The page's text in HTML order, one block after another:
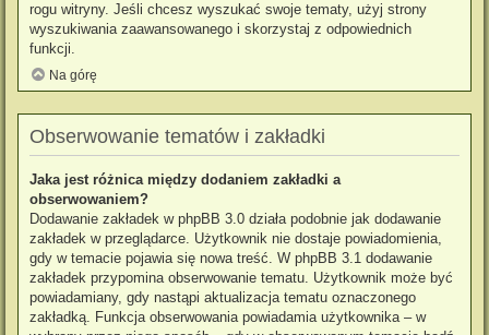
rogu witryny. Jeśli chcesz wyszukać swoje tematy, użyj strony
wyszukiwania zaawansowanego i skorzystaj z odpowiednich
funkcji.
Na górę
Obserwowanie tematów i zakładki
Jaka jest różnica między dodaniem zakładki a
obserwowaniem?
Dodawanie zakładek w phpBB 3.0 działa podobnie jak dodawanie
zakładek w przeglądarce. Użytkownik nie dostaje powiadomienia,
gdy w temacie pojawia się nowa treść. W phpBB 3.1 dodawanie
zakładek przypomina obserwowanie tematu. Użytkownik może być
powiadamiany, gdy nastąpi aktualizacja tematu oznaczonego
zakładką. Funkcja obserwowania powiadamia użytkownika – w